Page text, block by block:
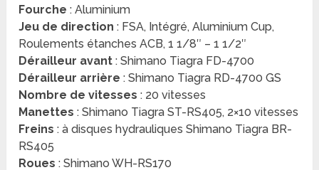
Fourche : Aluminium
Jeu de direction : FSA, Intégré, Aluminium Cup,
Roulements étanches ACB, 1 1/8″ – 1 1/2″
Dérailleur avant : Shimano Tiagra FD-4700
Dérailleur arrière : Shimano Tiagra RD-4700 GS
Nombre de vitesses : 20 vitesses
Manettes : Shimano Tiagra ST-RS405, 2×10 vitesses
Freins : à disques hydrauliques Shimano Tiagra BR-
RS405
Roues : Shimano WH-RS170